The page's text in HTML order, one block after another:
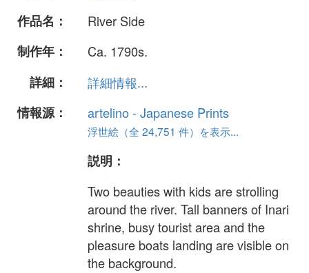
作品名：
River Side
制作年：
Ca. 1790s.
詳細：
詳細情報...
情報源：
artelino - Japanese Prints
浮世絵（全 24,751 件）を表示...
説明：
Two beauties with kids are strolling
around the river. Tall banners of Inari
shrine, busy tourist area and the
pleasure boats landing are visible on
the background.